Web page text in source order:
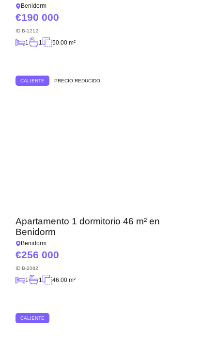
Benidorm
190 000
ID B-1212
1 1 50.00 m²
CALIENTE PRECIO REDUCIDO
Apartamento 1 dormitorio 46 m² en
Benidorm
Benidorm
256 000
ID B-2082
1 1 46.00 m²
CALIENTE